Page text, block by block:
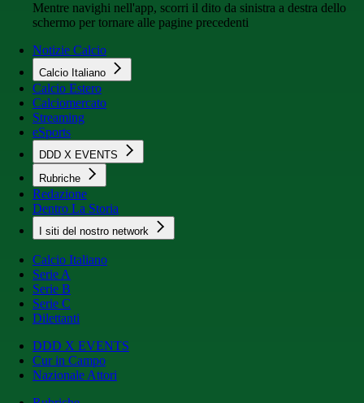
Mentre navighi nell'app, scorri il dito da sinistra a destra dello
schermo per tornare alle pagine precedenti
Notizie Calcio
Calcio Italiano
Calcio Estero
Calciomercato
Streaming
eSports
DDD X EVENTS
Rubriche
Redazione
Dentro La Storia
I siti del nostro network
Calcio Italiano
Serie A
Serie B
Serie C
Dilettanti
DDD X EVENTS
Cur in Campo
Nazionale Attori